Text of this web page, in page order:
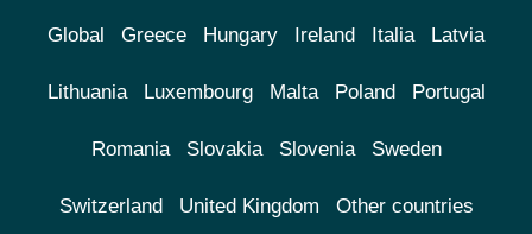
Global Greece Hungary Ireland Italia Latvia
Lithuania Luxembourg Malta Poland Portugal
Romania Slovakia Slovenia Sweden
Switzerland United Kingdom Other countries